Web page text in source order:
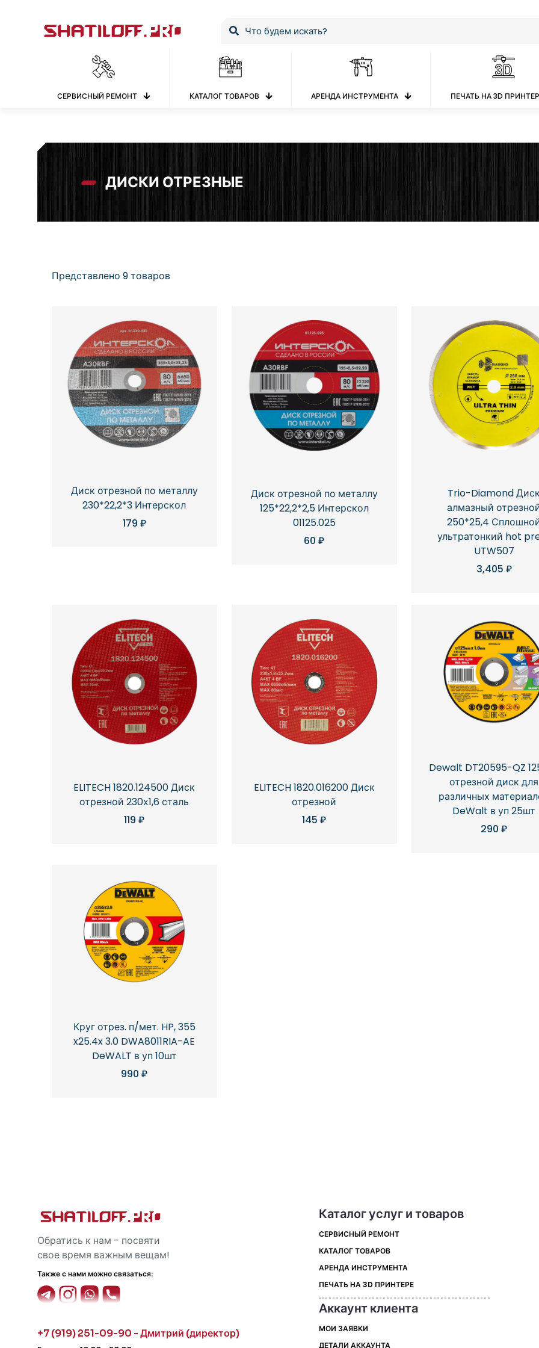
СЕРВИСНЫЙ РЕМОНТ КАТАЛОГ ТОВАРОВ АРЕНДА ИНСТРУМЕНТА ПЕЧАТЬ НА 3D
ДИСКИ ОТРЕЗНЫЕ
Представлено 9 товаров
Диск отрезной по металлу
230*22,2*3 Интерскол
179 ₽
Диск отрезной по металлу
125*22,2*2,5 Интерскол
01125.025
60₽
Trio-Diamond Диск
алмазный
250*25,4
ультратонкий hot
UTW507
3,405 ₽
ELITECH 1820.124500 Диск
отрезной 230х1,6 сталь
119₽
ELITECH 1820.016200 Диск
отрезной
145₽
Dewalt DT20595-QZ
отрезной диск для
различных
DeWalt в уп 25шт
290₽
Круг отрез. п/мет. HP, 355
x25.4x 3.0 DWA8011RIA-AE
DeWALT в уп 10шт
990₽
Обратись к нам - посвяти
свое время важным вещам!
Также с нами можно связаться:
+7 (919) 251-09-90 - Дмитрий (директор)
Каталог услуг и товаров
СЕРВИСНЫЙ РЕМОНТ
КАТАЛОГ ТОВАРОВ
АРЕНДА ИНСТРУМЕНТА
ПЕЧАТЬ НА 3D ПРИНТЕРЕ
Аккаунт клиента
МОИ ЗАЯВКИ
ДЕТАЛИ АККАУНТА